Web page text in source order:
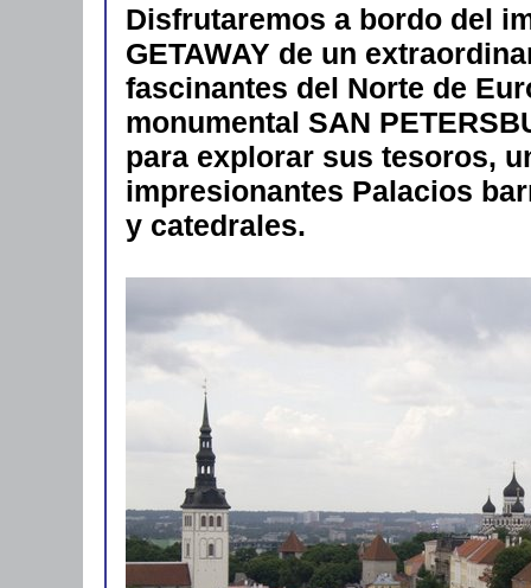
Disfrutaremos a bordo del
GETAWAY de un
fascinantes del Norte de
monumental SAN
para explorar sus tesoros,
impresionantes Palacios
y catedrales.